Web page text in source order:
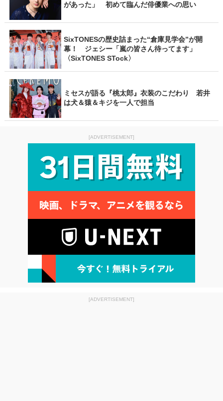
があった」 初めて臨んだ俳優業への思い
SixTONESの歴史詰まった“倉庫見学会”が開
幕！ ジェシー「嵐の皆さん待ってます」
〈SixTONES STock〉
ミセスが語る『桃太郎』衣装のこだわり 若井
は犬＆猿＆キジを一人で担当
[ADVERTISEMENT]
[ADVERTISEMENT]